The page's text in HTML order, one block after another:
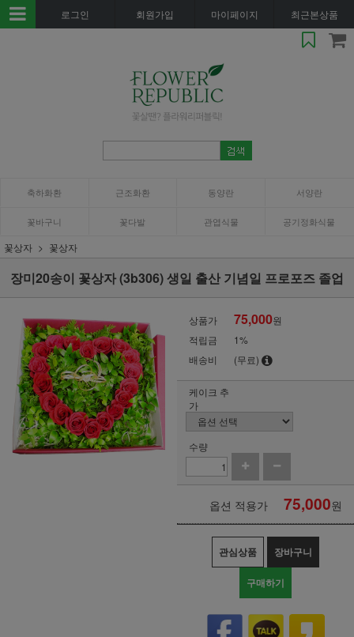
로그인 회원가입 마이페이지 최근본상품
축하화환 근조화환 동양란 서양란
꽃바구니 꽃다발 관엽식물 공기정화식물
꽃상자 꽃상자
장미20송이 꽃상자 (3b306) 생일 출산 기념일 프로포즈 졸업
상품가 75,000원
적립금
1%
배송비
(무료)
케이크 추
가
수량
옵션 적용가 75,000원
관심상품 장바구니
구매하기